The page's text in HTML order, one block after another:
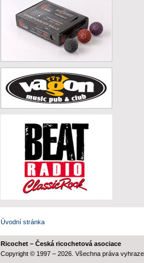
Úvodní stránka
Ricochet – Česká ricochetová asociace
Copyright © 1997 – 2026. Všechna práva